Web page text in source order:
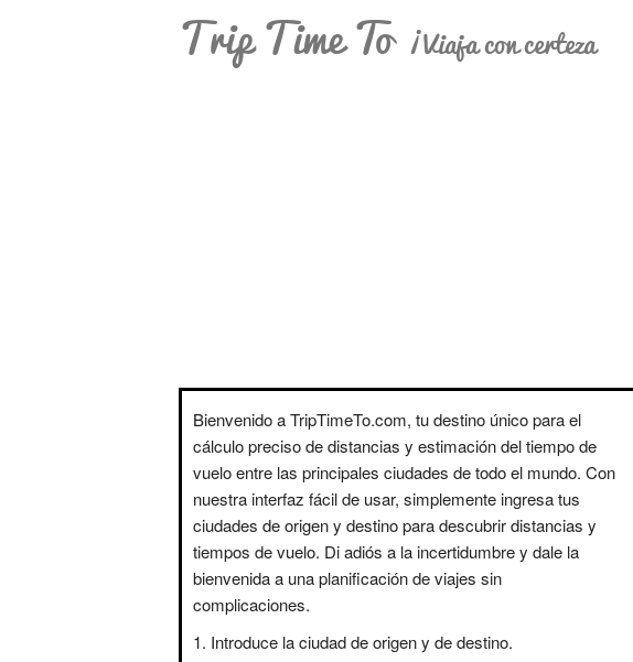
Trip Time To ¡Viaja con certeza
Bienvenido a TripTimeTo.com, tu destino único para el
cálculo preciso de distancias y estimación del tiempo de
vuelo entre las principales ciudades de todo el mundo. Con
nuestra interfaz fácil de usar, simplemente ingresa tus
ciudades de origen y destino para descubrir distancias y
tiempos de vuelo. Di adiós a la incertidumbre y dale la
bienvenida a una planificación de viajes sin
complicaciones.
Introduce la ciudad de origen y de destino.